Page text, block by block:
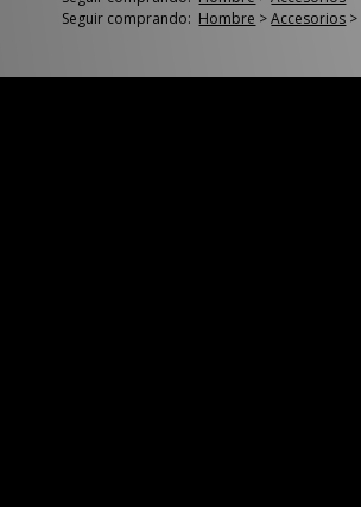
Seguir comprando: Hombre >Accesorios >